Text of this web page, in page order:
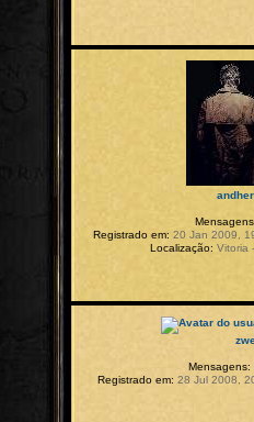
Registrado em: 20 Jan 2009,
Localização: Vitoria
Mensagens:
Registrado em: 28 Jul 2008,